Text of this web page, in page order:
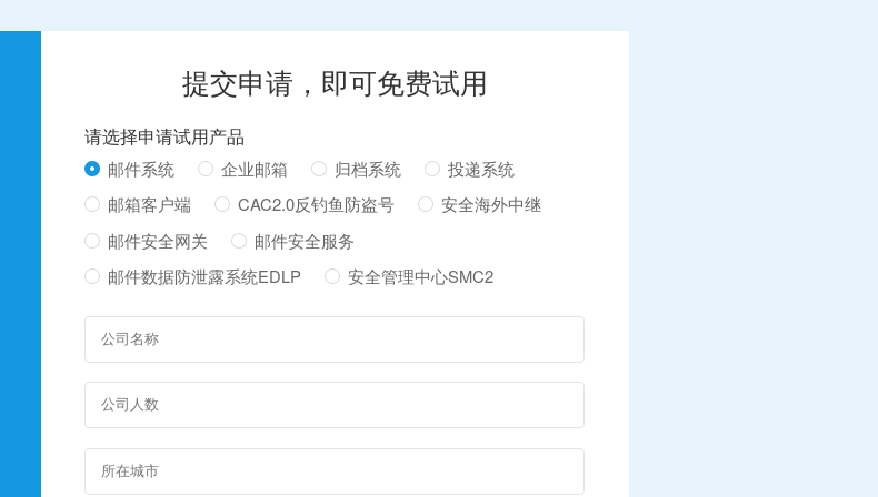
提交申请，即可免费试用
请选择申请试用产品
邮件系统 企业邮箱 归档系统
投递系统
邮箱客户端
CAC2.0反钓鱼防盗号
安全海外中继
邮件安全网关
邮件安全服务
邮件数据防泄露系统EDLP
安全管理中心SMC2